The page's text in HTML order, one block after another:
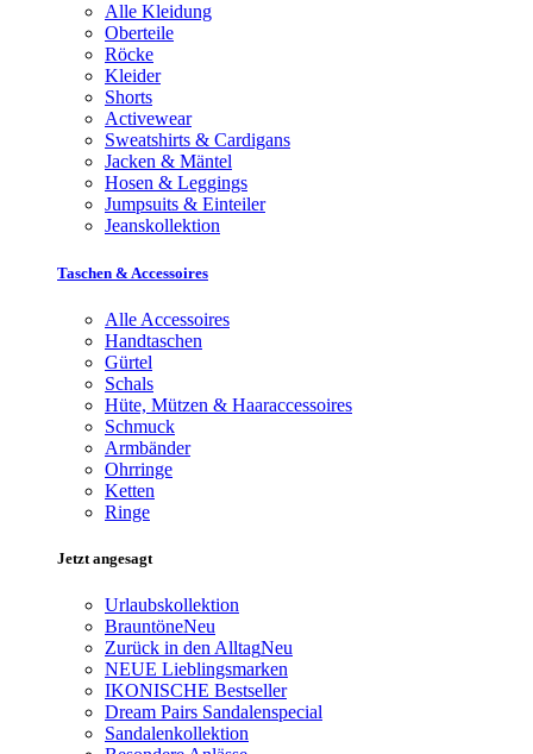
Alle Kleidung
Oberteile
Röcke
Kleider
Shorts
Activewear
Sweatshirts & Cardigans
Jacken & Mäntel
Hosen & Leggings
Jumpsuits & Einteiler
Jeanskollektion
Taschen & Accessoires
Alle Accessoires
Handtaschen
Gürtel
Schals
Hüte, Mützen & Haaraccessoires
Schmuck
Armbänder
Ohrringe
Ketten
Ringe
Jetzt angesagt
Urlaubskollektion
BrauntöneNeu
Zurück in den AlltagNeu
NEUE Lieblingsmarken
IKONISCHE Bestseller
Dream Pairs Sandalenspecial
Sandalenkollektion